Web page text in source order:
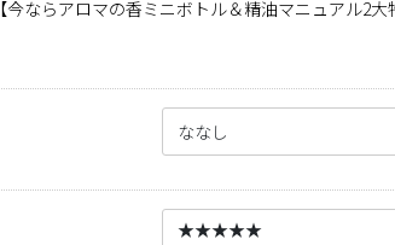
【今ならアロマの香ミニボトル＆精油マニュアル2